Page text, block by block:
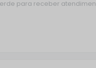
para receber